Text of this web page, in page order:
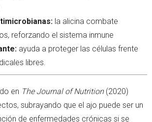
la alicina combate
reforzando el sistema inmune
ayuda a proteger las células frente
libres.
en The Journal of Nutrition(2020)
subrayando que el ajo puede ser un
de enfermedades crónicas si se